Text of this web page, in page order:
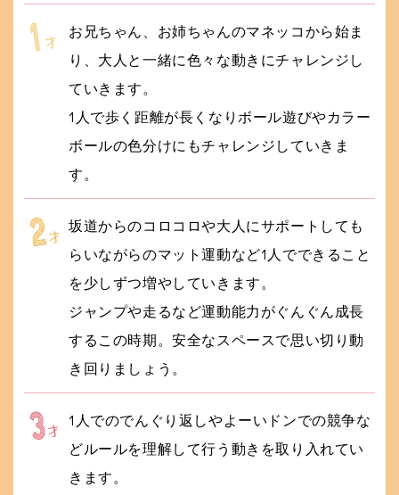
お兄ちゃん、お姉ちゃんのマネッコから始ま
り、大人と一緒に色々な動きにチャレンジし
ていきます。
1人で歩く距離が長くなりボール遊びやカラー
ボールの色分けにもチャレンジしていきま
す。
坂道からのコロコロや大人にサポートしても
らいながらのマット運動など1人でできること
を少しずつ増やしていきます。
ジャンプや走るなど運動能力がぐんぐん成長
するこの時期。安全なスペースで思い切り動
き回りましょう。
1人でのでんぐり返しやよーいドンでの競争な
どルールを理解して行う動きを取り入れてい
きます。